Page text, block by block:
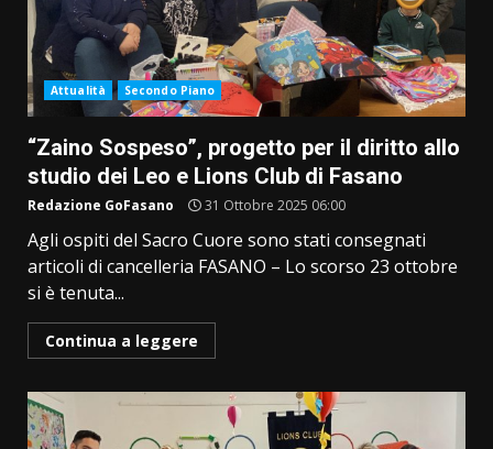
Attualità Secondo Piano
“Zaino Sospeso”, progetto per il diritto allo
studio dei Leo e Lions Club di Fasano
Redazione GoFasano 31 Ottobre 2025 06:00
Agli ospiti del Sacro Cuore sono stati consegnati
articoli di cancelleria FASANO – Lo scorso 23 ottobre
si è tenuta...
Continua a leggere